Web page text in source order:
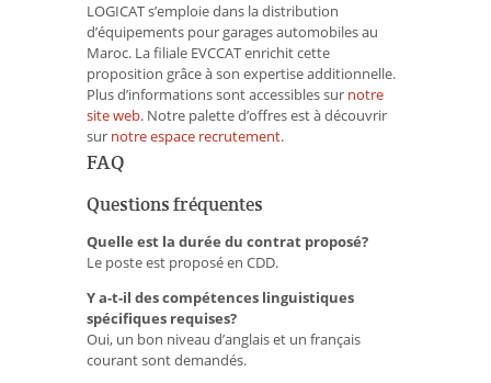
LOGICAT s’emploie dans la distribution
d’équipements pour garages automobiles au
Maroc. La filiale EVCCAT enrichit cette
proposition grâce à son expertise additionnelle.
Plus d’informations sont accessibles sur notre
site web. Notre palette d’offres est à découvrir
sur notre espace recrutement.
FAQ
Questions fréquentes
Quelle est la durée du contrat proposé?
Le poste est proposé en CDD.
Y a-t-il des compétences linguistiques
spécifiques requises?
Oui, un bon niveau d’anglais et un français
courant sont demandés.